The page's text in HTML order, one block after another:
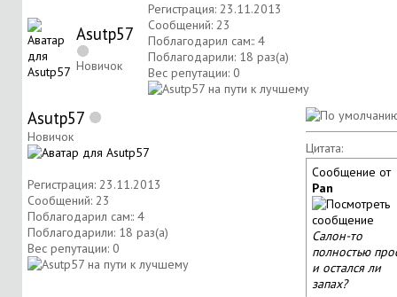
Asutp57
Новичок
Регистрация: 23.11.2013
Сообщений: 23
Поблагодарил сам:: 4
Поблагодарили: 18 раз(а)
Вес репутации: 0
Asutp57
Новичок
Регистрация: 23.11.2013
Сообщений: 23
Поблагодарил сам:: 4
Поблагодарили: 18 раз(а)
Вес репутации: 0
Цитата:
Сообщение от
Pan
Салон-то
полностью
и остался ли
запах?